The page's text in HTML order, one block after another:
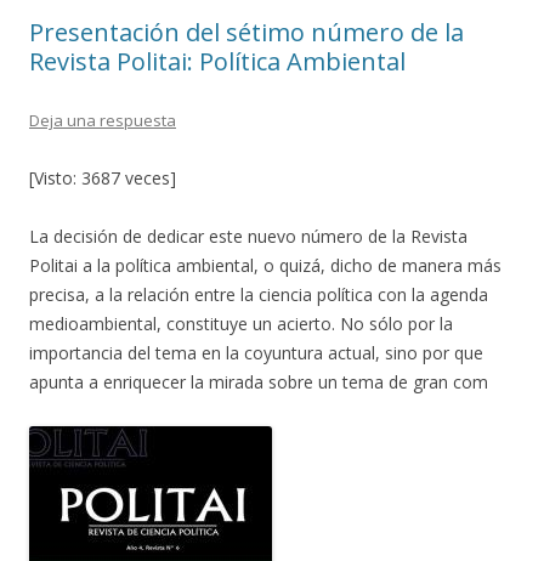
Presentación del sétimo número de la
Revista Politai: Política Ambiental
Deja una respuesta
[Visto: 3687 veces]
La decisión de dedicar este nuevo número de la Revista
Politai a la política ambiental, o quizá, dicho de manera más
precisa, a la relación entre la ciencia política con la agenda
medioambiental, constituye un acierto. No sólo por la
importancia del tema en la coyuntura actual, sino por que
apunta a enriquecer la mirada sobre un tema de gran com